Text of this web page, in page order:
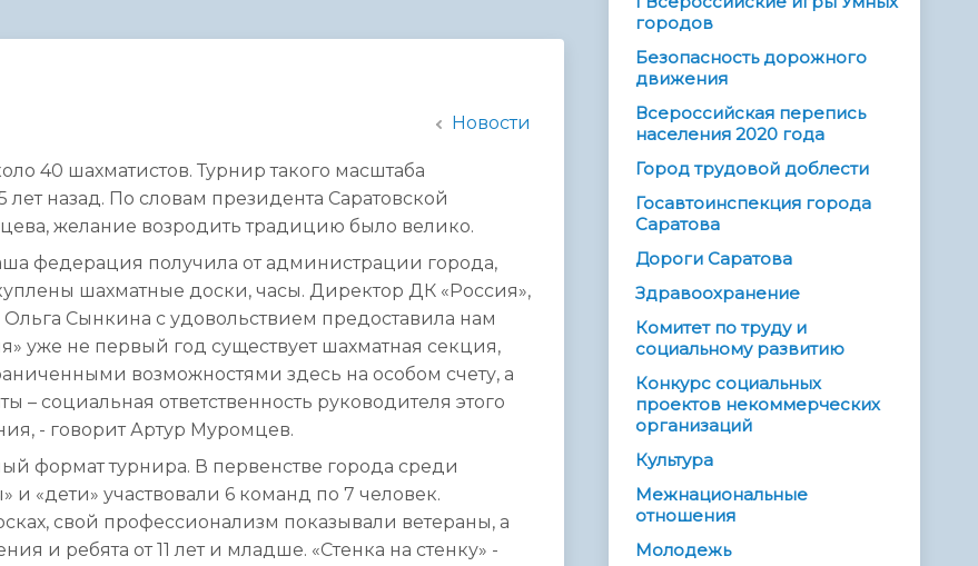
Новости
40 шахматистов. Турнир такого масштаба
назад. По словам президента Саратовской
желание возродить традицию было велико.
федерация получила от администрации города,
шахматные доски, часы. Директор ДК «Россия»,
Сынкина с удовольствием предоставила нам
уже не первый год существует шахматная секция,
возможностями здесь на особом счету, а
социальная ответственность руководителя этого
- говорит Артур Муромцев.
формат турнира. В первенстве города среди
и «дети» участвовали 6 команд по 7 человек.
свой профессионализм показывали ветераны, а
и ребята от 11 лет и младше. «Стенка на стенку» -
городов
Безопасность дорожного
движения
Всероссийская перепись
населения 2020 года
Город трудовой доблести
Госавтоинспекция города
Саратова
Дороги Саратова
Здравоохранение
Комитет по труду и
социальному развитию
Конкурс социальных
проектов некоммерческих
организаций
Культура
Межнациональные
отношения
Молодежь